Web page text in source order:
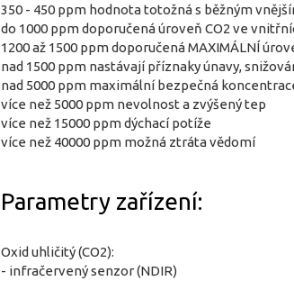
350 - 450 ppm hodnota totožná s běžným
do 1000 ppm doporučená úroveň CO2 ve
1200 až 1500 ppm doporučená MAXIMÁLNÍ
nad 1500 ppm nastávají příznaky únavy,
nad 5000 ppm maximální bezpečná
více než 5000 ppm nevolnost a zvýšený tep
více než 15000 ppm dýchací potíže
více než 40000 ppm možná ztráta vědomí
Parametry zařízení:
Oxid uhličitý (CO2):
- infračervený senzor (NDIR)